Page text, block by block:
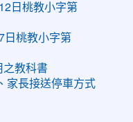
日桃教小字第
日桃教小字第
之教科書
家長接送停車方式